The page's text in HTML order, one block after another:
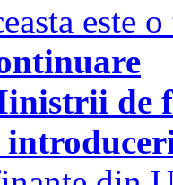
este
de